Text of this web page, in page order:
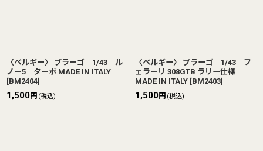
〈ベルギー〉 ブラーゴ 1/43 ル
ノー5 ターボ MADE IN ITALY
[BM2404]
1,500円 (税込)
〈ベルギー〉 ブラーゴ 1/43 フ
ェラーリ 308GTB ラリー仕様
MADE IN ITALY [BM2403]
1,500円 (税込)